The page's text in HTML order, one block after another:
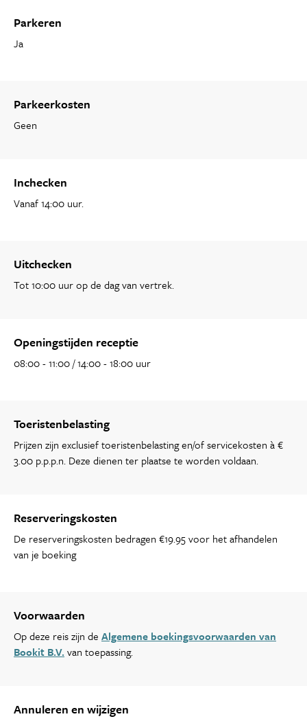
Parkeren
Ja
Parkeerkosten
Geen
Inchecken
Vanaf 14:00 uur.
Uitchecken
Tot 10:00 uur op de dag van vertrek.
Openingstijden receptie
08:00 - 11:00 / 14:00 - 18:00 uur
Toeristenbelasting
Prijzen zijn exclusief toeristenbelasting en/of servicekosten à €
3.00 p.p.p.n. Deze dienen ter plaatse te worden voldaan.
Reserveringskosten
De reserveringskosten bedragen €19.95 voor het afhandelen
van je boeking
Voorwaarden
Op deze reis zijn de Algemene boekingsvoorwaarden van
Bookit B.V. van toepassing.
Annuleren en wijzigen